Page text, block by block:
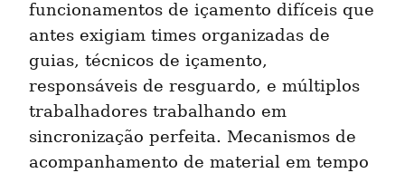
funcionamentos de içamento difíceis que
antes exigiam times organizadas de
guias, técnicos de içamento,
responsáveis de resguardo, e múltiplos
trabalhadores trabalhando em
sincronização perfeita. Mecanismos de
acompanhamento de material em tempo